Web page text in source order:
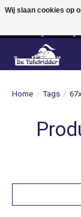
Vanaf 80 euro gratis
verzending naar
Home / Tags /
Wij slaan cookies op